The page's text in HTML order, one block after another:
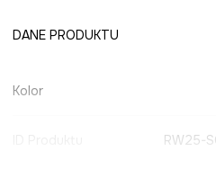
DANE PRODUKTU
Kolor
RW25-